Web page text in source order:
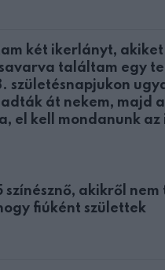
két ikerlányt, akiket
találtam egy
születésnapjukon
át nekem, majd
el kell mondanunk az
színésznő, akikről
fiúként születtek